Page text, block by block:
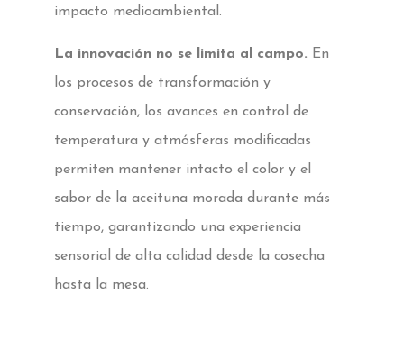
impacto medioambiental.
La innovación no se limita al campo. En
los procesos de transformación y
conservación, los avances en control de
temperatura y atmósferas modificadas
permiten mantener intacto el color y el
sabor de la aceituna morada durante más
tiempo, garantizando una experiencia
sensorial de alta calidad desde la cosecha
hasta la mesa.